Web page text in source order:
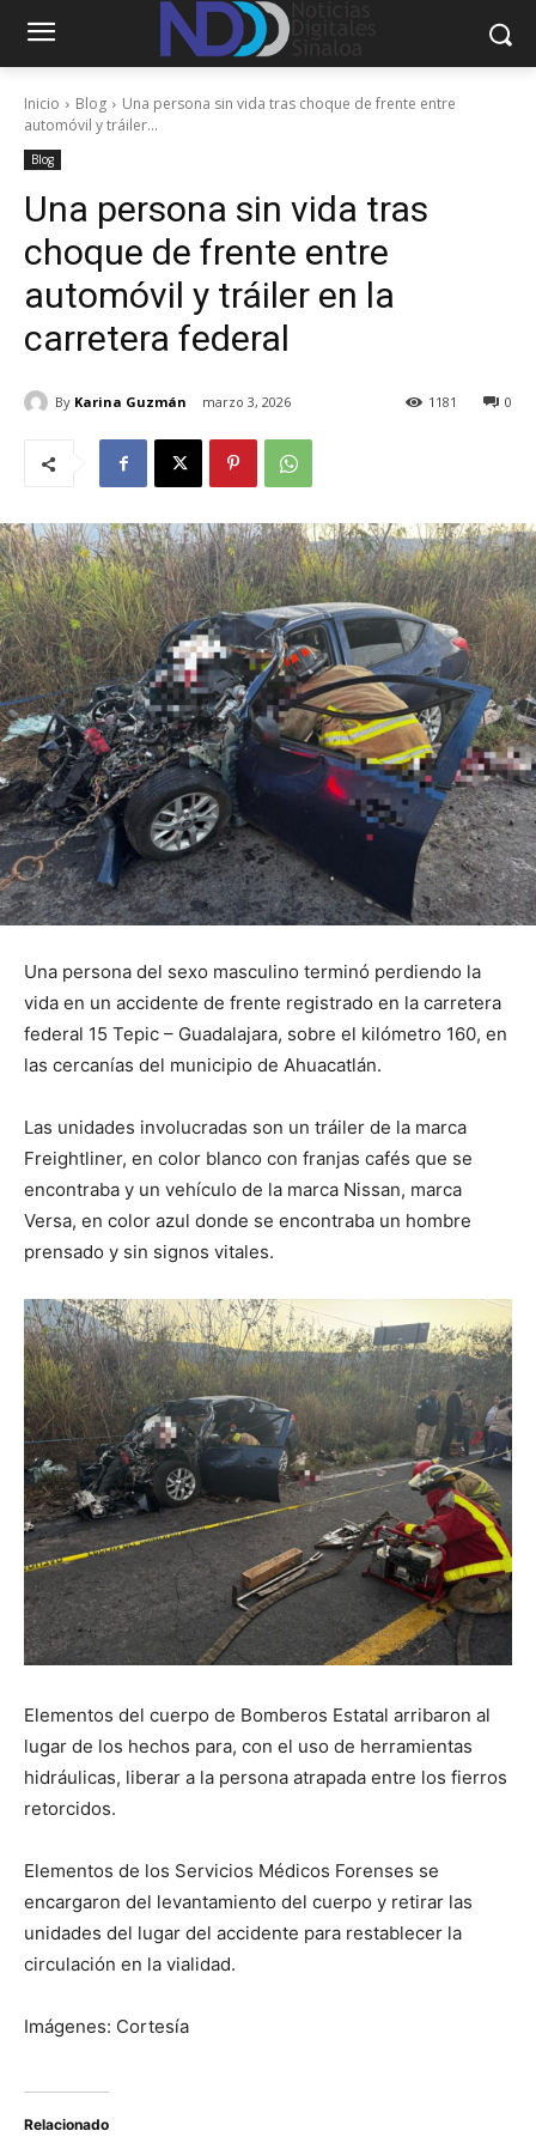
Inicio Blog
Una persona sin vida tras choque de frente entre
automóvil y tráiler...
Blog
Una persona sin vida tras
choque de frente entre
automóvil y tráiler en la
carretera federal
By Karina Guzmán marzo 3, 2026 0
1181
Una persona del sexo masculino terminó perdiendo la
vida en un accidente de frente registrado en la carretera
federal 15 Tepic – Guadalajara, sobre el kilómetro 160, en
las cercanías del municipio de Ahuacatlán.
Las unidades involucradas son un tráiler de la marca
Freightliner, en color blanco con franjas cafés que se
encontraba y un vehículo de la marca Nissan, marca
Versa, en color azul donde se encontraba un hombre
prensado y sin signos vitales.
Elementos del cuerpo de Bomberos Estatal arribaron al
lugar de los hechos para, con el uso de herramientas
hidráulicas, liberar a la persona atrapada entre los fierros
retorcidos.
Elementos de los Servicios Médicos Forenses se
encargaron del levantamiento del cuerpo y retirar las
unidades del lugar del accidente para restablecer la
circulación en la vialidad.
Imágenes: Cortesía
Relacionado